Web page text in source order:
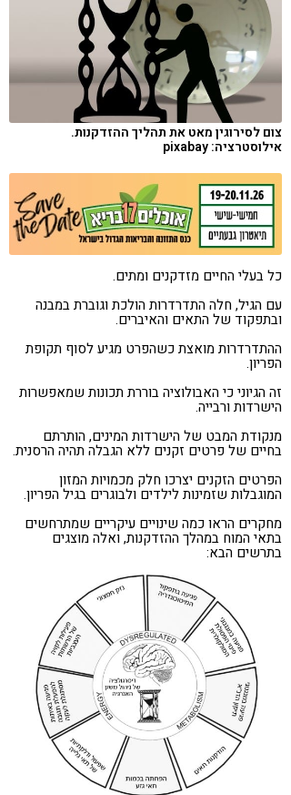
קורונה
טבעונות
צום לסירוגין מאט את תהליך ההזדקנות.
אילוסטרציה: pixabay
כל בעלי החיים מזדקנים ומתים.
עם הגיל, חלה התדרדרות הולכת וגוברת במבנה
ובתפקוד של התאים והאיברים.
ההתדרדרות מואצת כשהפרט מגיע לסוף תקופת
הפריון.
זה הגיוני כי האבולוציה בוררת תכונות שמאפשרות
הישרדות ורבייה.
מנקודת המבט של הישרדות המינים, הותרתם
בחיים של פרטים זקנים ללא הגבלה תהיה הרסנית.
הפרטים הזקנים יצרכו חלק מכמויות המזון
המוגבלות שזמינות לילדים ולבוגרים בגיל הפריון.
מחקרים הראו כמה שינויים עיקריים שמתרחשים
בתאי המוח במהלך ההזדקנות, ואלה מוצגים
בתרשים הבא: